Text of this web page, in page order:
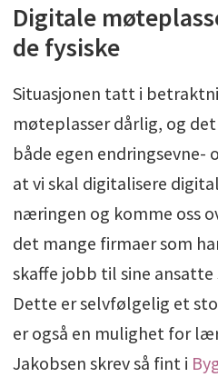
Digitale
de fysiske
Situasjonen tatt i
møteplasser dårlig, og
både egen endringsevne-
at vi skal digitalisere
næringen og komme oss
det mange firmaer som
skaffe jobb til sine
Dette er selvfølgelig et
er også en mulighet for
Jakobsen skrev så fint i